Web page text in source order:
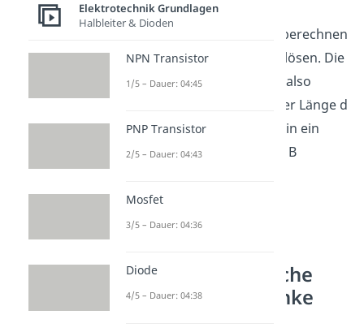
berechnen
wir indem wir nach ihr auflösen. Die
Induktionsspannung wird also
erzeugt, wenn ein Leiter der Länge d
mit der Geschwindigkeit v in ein
Magnetfeld mit der Stärke B
Elektromagnetische
Induktion und Linke
Elektrotechnik Grundlagen
Halbleiter & Dioden
NPN Transistor
1/5 – Dauer: 04:45
PNP Transistor
2/5 – Dauer: 04:43
Mosfet
3/5 – Dauer: 04:36
Diode
4/5 – Dauer: 04:38